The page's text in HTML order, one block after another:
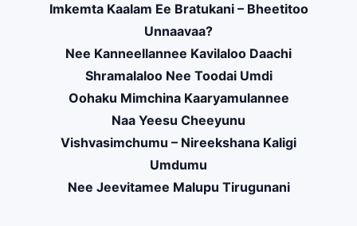
Imkemta Kaalam Ee Bratukani – Bheetitoo
Unnaavaa?
Nee Kanneellannee Kavilaloo Daachi
Shramalaloo Nee Toodai Umdi
Oohaku Mimchina Kaaryamulannee
Naa Yeesu Cheeyunu
Vishvasimchumu – Nireekshana Kaligi
Umdumu
Nee Jeevitamee Malupu Tirugunani